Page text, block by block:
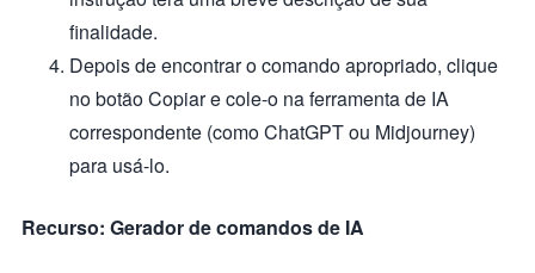
finalidade.
Depois de encontrar o comando apropriado, clique
no botão Copiar e cole-o na ferramenta de IA
correspondente (como ChatGPT ou Midjourney)
para usá-lo.
Recurso: Gerador de comandos de IA